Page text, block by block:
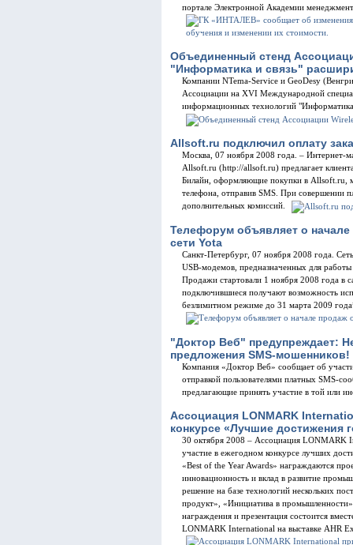
портале Электронной Академии
Объединенный стенд
"Информатика и связь"
Компании NTema-Service и GeoDesy
Ассоциации на XVI Международной
информационных технологий
Allsoft.ru подключил оплату
Москва, 07 ноября 2008 года. – Интернет-
Allsoft.ru (http://allsoft.ru) предлагает
Билайн, оформляющие покупки в Allsoft.ru,
телефона, отправив SMS. При совершении
дополнительных комиссий.
Телефорум объявляет о
сети Yota
Санкт-Петербург, 07 ноября 2008 года.
USB-модемов, предназначенных для
Продажи стартовали 1 ноября 2008 года в
подключившиеся получают возможность
безлимитном режиме до 31 марта 2009
"Доктор Веб" предупреждает:
предложения SMS-мошенников!
Компания «Доктор Веб» сообщает об
отправкой пользователями платных SMS-
предлагающие принять участие в той или
Ассоциация LONMARK
конкурсе «Лучшие достижения
30 октября 2008 – Ассоциация LONMARK
участие в ежегодном конкурсе лучших
«Best of the Year Awards» награждаются
инновационность и вклад в развитие
решение на базе технологий нескольких
продукт», «Инициатива в
награждения и презентация состоится
LONMARK International на выставке AHR